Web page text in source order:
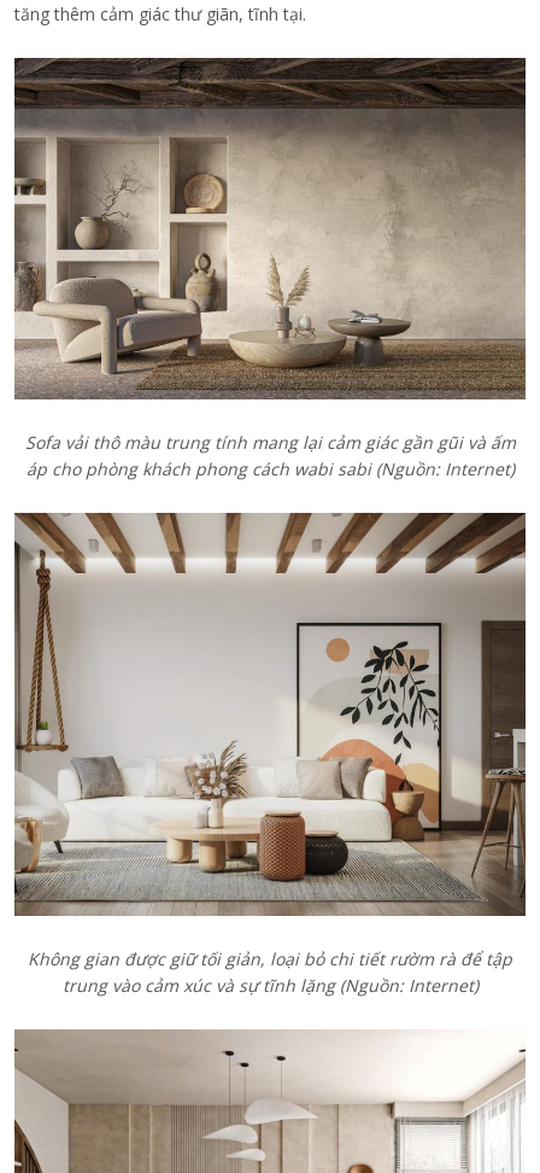
tăng thêm cảm giác thư giãn, tĩnh tại.
Sofa vải thô màu trung tính mang lại cảm giác gần gũi và ấm
áp cho phòng khách phong cách wabi sabi (Nguồn: Internet)
Không gian được giữ tối giản, loại bỏ chi tiết rườm rà để tập
trung vào cảm xúc và sự tĩnh lặng (Nguồn: Internet)